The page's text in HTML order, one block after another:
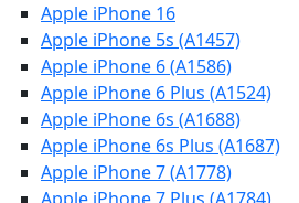
Apple iPhone 16
Apple iPhone 5s (A1457)
Apple iPhone 6 (A1586)
Apple iPhone 6 Plus (A1524)
Apple iPhone 6s (A1688)
Apple iPhone 6s Plus (A1687)
Apple iPhone 7 (A1778)